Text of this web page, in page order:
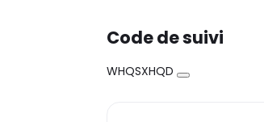
Code de suivi
WHQSXHQD
Copier